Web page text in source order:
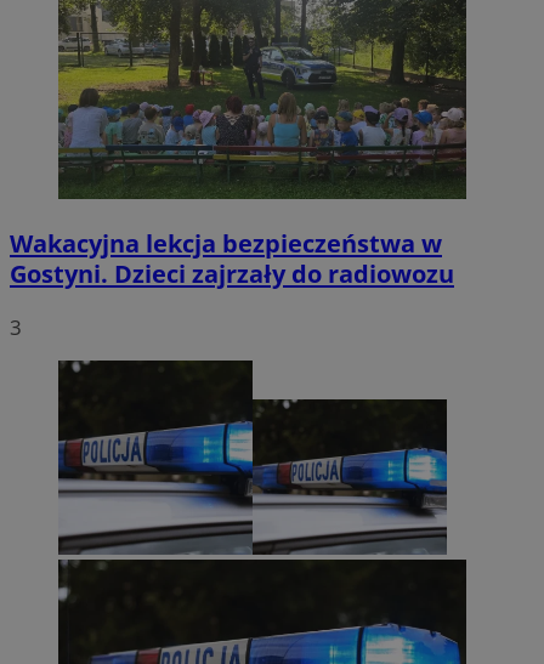
Wakacyjna lekcja bezpieczeństwa w
Gostyni. Dzieci zajrzały do radiowozu
3